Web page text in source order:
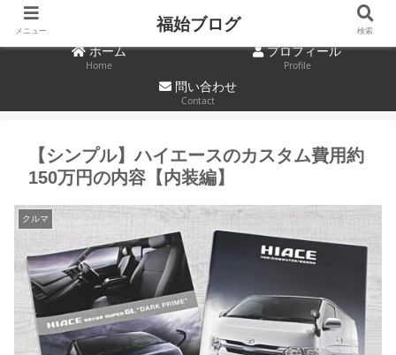
ホーム
Home
プロフィール
Profile
問い合わせ
Contact
【シンプル】ハイエースのカスタム費用約
150万円の内容【内装編】
クルマ
メニュー 福始ブログ 検索